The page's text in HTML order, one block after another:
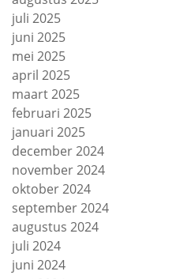
juli 2025
juni 2025
mei 2025
april 2025
maart 2025
februari 2025
januari 2025
december 2024
november 2024
oktober 2024
september 2024
augustus 2024
juli 2024
juni 2024